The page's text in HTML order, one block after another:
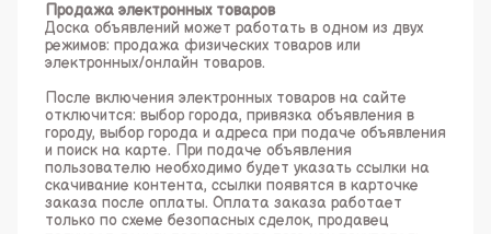
Продажа электронных товаров
Доска объявлений может работать в одном из двух
режимов: продажа физических товаров или
электронных/онлайн товаров.
После включения электронных товаров на сайте
отключится: выбор города, привязка объявления в
городу, выбор города и адреса при подаче объявления
и поиск на карте. При подаче объявления
пользователю необходимо будет указать ссылки на
скачивание контента, ссылки появятся в карточке
заказа после оплаты. Оплата заказа работает
только по схеме безопасных сделок, продавец